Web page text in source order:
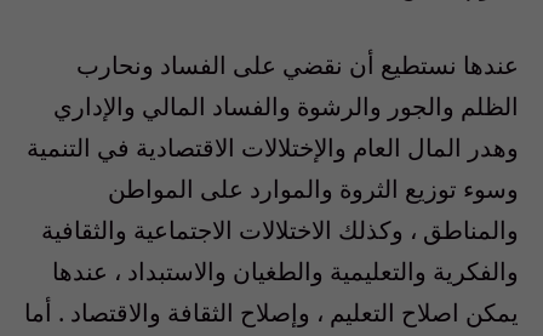
عندها نستطيع أن نقضي على الفساد ونحارب
الظلم والجور والرشوة والفساد المالي والإداري
وهدر المال العام والإختلالات الاقتصادية في التنمية
وسوء توزيع الثروة والموارد على المواطن
والمناطق ، وكذلك الاختلالات الاجتماعية والثقافية
والفكرية والتعليمية والطغيان والاستبداد ، عندها
يمكن اصلاح التعليم ، وإصلاح الثقافة والاقتصاد . أما